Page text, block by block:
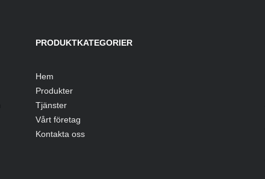
PRODUKTKATEGORIER
Hem
Produkter
Tjänster
Vårt företag
Kontakta oss